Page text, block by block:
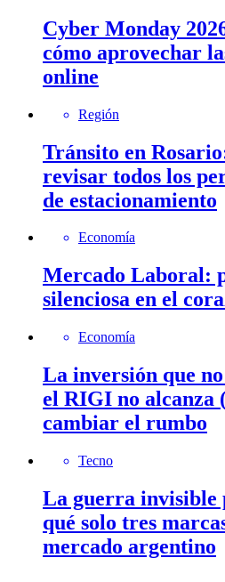
Cyber Monday
cómo aprovechar
online
Región
Tránsito en
revisar todos los
de estacionamiento
Economía
Mercado Laboral:
silenciosa en el
Economía
La inversión que
el RIGI no alcanza
cambiar el rumbo
Tecno
La guerra invisible
qué solo tres
mercado argentino